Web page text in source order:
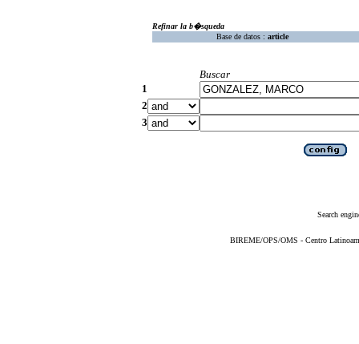
Refinar la b�squeda
Base de datos : article
Buscar
1
2
3
Search
BIREME/OPS/OMS - Centro